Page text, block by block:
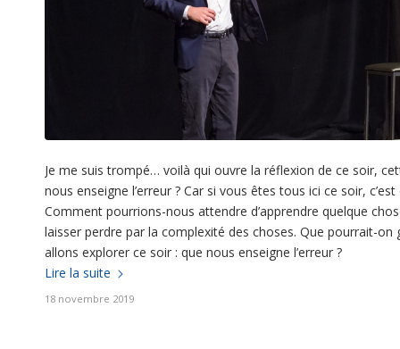
Je me suis trompé… voilà qui ouvre la réflexion de ce soir,
nous enseigne l’erreur ? Car si vous êtes tous ici ce soir,
Comment pourrions-nous attendre d’apprendre quelque
laisser perdre par la complexité des choses. Que pourrait-
allons explorer ce soir : que nous enseigne l’erreur ?
Lire la suite
18 novembre 2019